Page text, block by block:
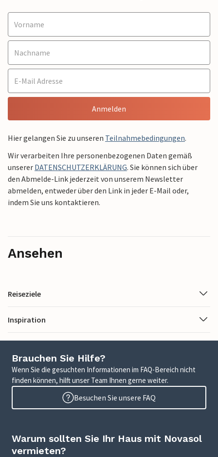
Anmelden
Hier gelangen Sie zu unseren Teilnahmebedingungen.
Wir verarbeiten Ihre personenbezogenen Daten gemäß
unserer DATENSCHUTZERKLÄRUNG. Sie können sich über
den Abmelde-Link jederzeit von unserem Newsletter
abmelden, entweder über den Link in jeder E-Mail oder,
indem Sie uns kontaktieren.
Ansehen
Reiseziele
Inspiration
Brauchen Sie Hilfe?
Wenn Sie die gesuchten Informationen im FAQ-Bereich nicht
finden können, hilft unser Team Ihnen gerne weiter.
Besuchen Sie unsere FAQ
Warum sollten Sie Ihr Haus mit Novasol
vermieten?